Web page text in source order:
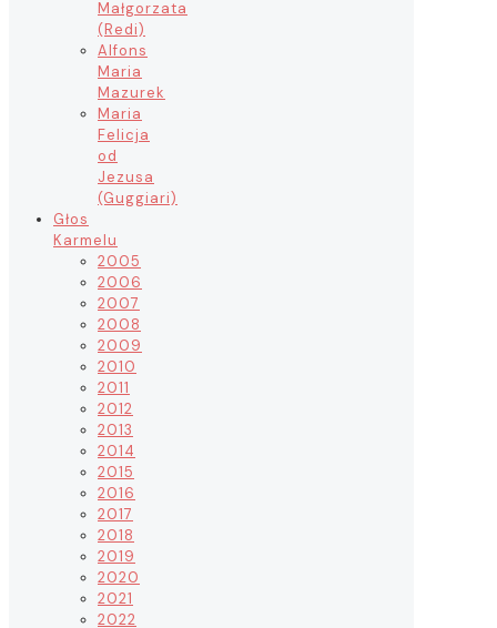
Małgorzata
(Redi)
Alfons
Maria
Mazurek
Maria
Felicja
od
Jezusa
(Guggiari)
Głos
Karmelu
2005
2006
2007
2008
2009
2010
2011
2012
2013
2014
2015
2016
2017
2018
2019
2020
2021
2022